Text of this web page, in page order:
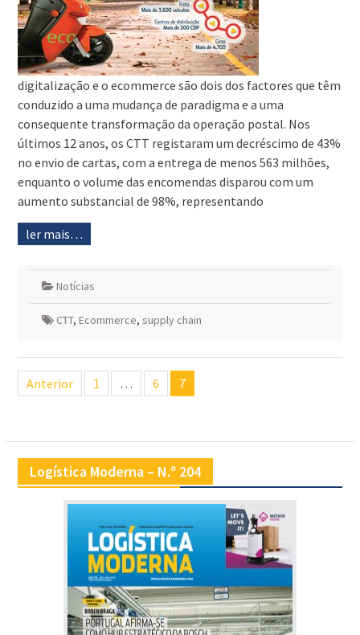
digitalização e o ecommerce são dois dos factores que têm
conduzido a uma mudança de paradigma e a uma
consequente transformação da operação postal. Nos
últimos 12 anos, os CTT registaram um decréscimo de 43%
no envio de cartas, com a entrega de menos 563 milhões,
enquanto o volume das encomendas disparou com um
aumento substancial de 98%, representando
ler mais…
Notícias
CTT, Ecommerce, supply chain
Navegação
deAnterior 1 … 6 7
Logística Moderna – N.º 204